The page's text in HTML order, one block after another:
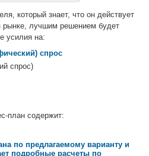
который знает, что он действует
лучшим решением будет
усилия на:
спрос
спрос)
план содержит:
по предлагаемому варианту и
подробные расчеты по